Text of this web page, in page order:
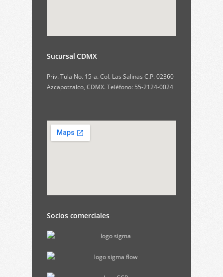
Sucursal CDMX
Priv. Tula No. 15-a. Col. Las Salinas C.P. 02360
Azcapotzalco, CDMX. Teléfono: 55-2124-0024
Socios comerciales